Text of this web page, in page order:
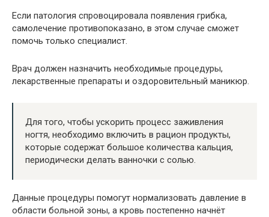
Если патология спровоцировала появления грибка,
самолечение противопоказано, в этом случае сможет
помочь только специалист.
Врач должен назначить необходимые процедуры,
лекарственные препараты и оздоровительный маникюр.
Для того, чтобы ускорить процесс заживления
ногтя, необходимо включить в рацион продукты,
которые содержат большое количества кальция,
периодически делать ванночки с солью.
Данные процедуры помогут нормализовать давление в
области больной зоны, а кровь постепенно начнёт